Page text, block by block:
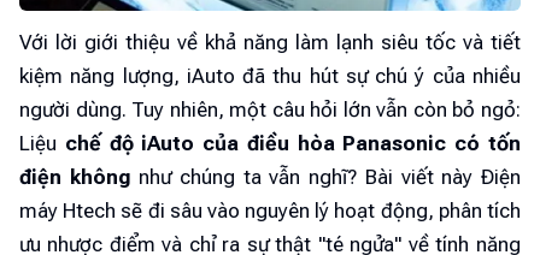
Với lời giới thiệu về khả năng làm lạnh siêu tốc và tiết
kiệm năng lượng, iAuto đã thu hút sự chú ý của nhiều
người dùng. Tuy nhiên, một câu hỏi lớn vẫn còn bỏ ngỏ:
Liệu chế độ iAuto của điều hòa Panasonic có tốn
điện không như chúng ta vẫn nghĩ? Bài viết này Điện
máy Htech sẽ đi sâu vào nguyên lý hoạt động, phân tích
ưu nhược điểm và chỉ ra sự thật "té ngửa" về tính năng